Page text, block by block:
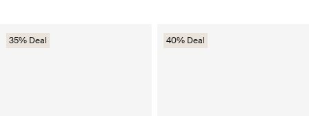
35% Deal 40% Deal